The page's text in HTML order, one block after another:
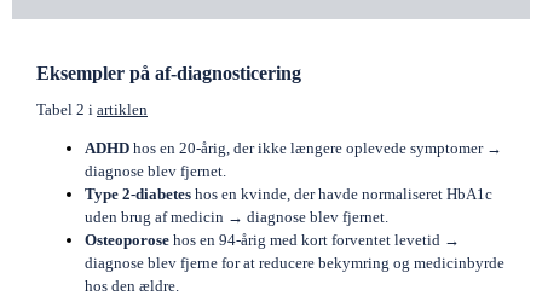
Eksempler på af-diagnosticering
Tabel 2 i artiklen
ADHD hos en 20-årig, der ikke længere oplevede symptomer →
diagnose blev fjernet.
Type 2-diabetes hos en kvinde, der havde normaliseret HbA1c
uden brug af medicin → diagnose blev fjernet.
Osteoporose hos en 94-årig med kort forventet levetid →
diagnose blev fjerne for at reducere bekymring og medicinbyrde
hos den ældre.